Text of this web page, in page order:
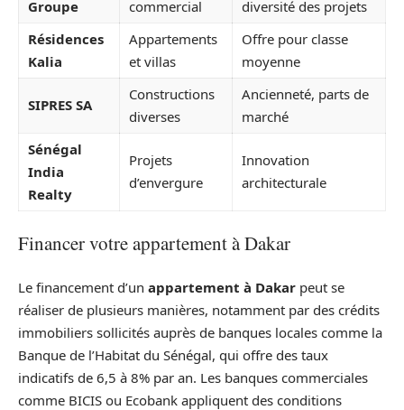
Groupe commercial
diversité des projets
Résidences
Kalia
Appartements
et villas
Offre pour classe
moyenne
SIPRES SA
Constructions
diverses
Ancienneté, parts de
marché
Sénégal
India
Realty
Projets
d’envergure
Innovation
architecturale
Financer votre appartement à Dakar
Le financement d’un appartement à Dakar peut se
réaliser de plusieurs manières, notamment par des crédits
immobiliers sollicités auprès de banques locales comme la
Banque de l’Habitat du Sénégal, qui offre des taux
indicatifs de 6,5 à 8% par an. Les banques commerciales
comme BICIS ou Ecobank appliquent des conditions